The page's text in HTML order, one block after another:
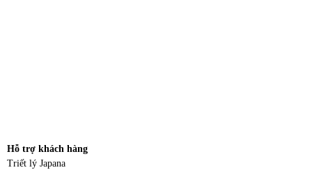
Hỗ trợ khách hàng
Triết lý Japana